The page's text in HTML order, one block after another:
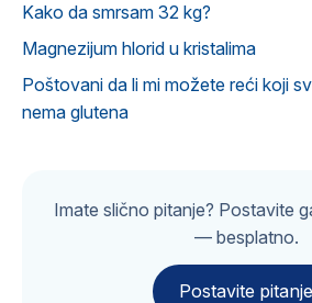
Kako da smrsam 32 kg?
Magnezijum hlorid u kristalima
Poštovani da li mi možete reći koji
nema glutena
Imate slično pitanje? Postavite
— besplatno.
Postavite pitanje